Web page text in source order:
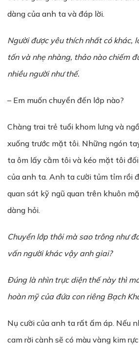
dàng của anh ta và đáp lời.
Người được yêu thích nhất có khác,
tốn và nhẹ nhàng, thảo nào chiếm
nhiều người như thế.
– Em muốn chuyển đến lớp nào?
Chàng trai trẻ tuổi khom lưng và
xuống trước mặt tôi. Những ngón
ta ôm lấy cằm tôi và kéo mặt tôi
của anh ta. Anh ta cười tủm tỉm rồi
quan sát kỹ ngũ quan trên khuôn
dàng hỏi.
Chuyển lớp thôi mà sao trông như
vấn người khác vậy anh giai?
Đúng là nhìn trực diện thế này thì
hoàn mỹ của đứa con riêng Bạch
Nụ cười của anh ta rất ấm áp. Nếu
cam rời cành sẽ có màu vàng kim